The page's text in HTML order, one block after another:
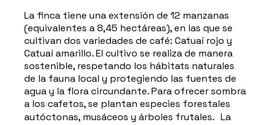
La finca tiene una extensión de 12 manzanas
(equivalentes a 8,45 hectáreas), en las que se
cultivan dos variedades de café: Catuaí rojo y
Catuaí amarillo. El cultivo se realiza de manera
sostenible, respetando los hábitats naturales
de la fauna local y protegiendo las fuentes de
agua y la flora circundante. Para ofrecer sombra
a los cafetos, se plantan especies forestales
autóctonas, musáceos y árboles frutales. La